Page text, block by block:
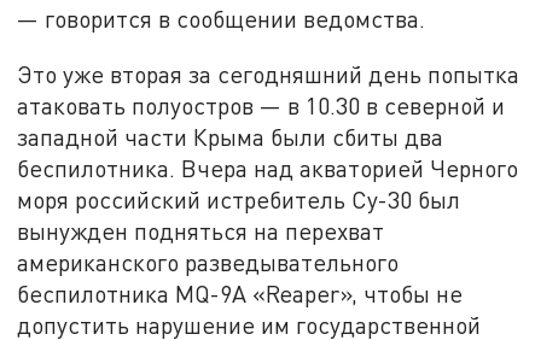
— говорится в сообщении ведомства.
Это уже вторая за сегодняшний день попытка
атаковать полуостров — в 10.30 в северной и
западной части Крыма были сбиты два
беспилотника. Вчера над акваторией Черного
моря российский истребитель Су-30 был
вынужден подняться на перехват
американского разведывательного
беспилотника MQ-9A «Reaper», чтобы не
допустить нарушение им государственной